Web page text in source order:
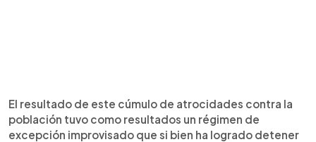
El resultado de este cúmulo de atrocidades contra la
población tuvo como resultados un régimen de
excepción improvisado que si bien ha logrado detener